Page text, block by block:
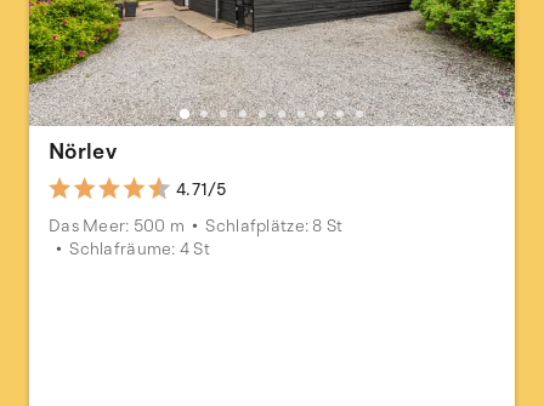
Nörlev
4.71/5
Das Meer: 500 m
Schlafplätze: 8 St
Schlafräume: 4 St